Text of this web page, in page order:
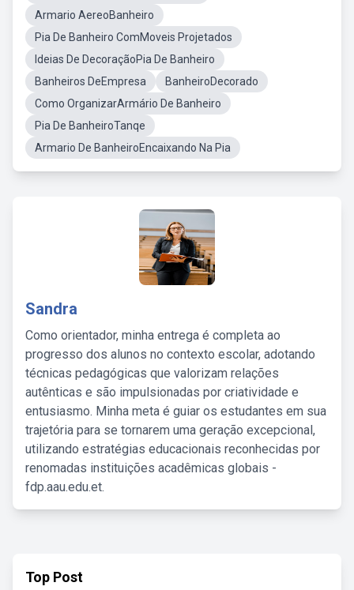
Armario AereoBanheiro
Pia De Banheiro ComMoveis Projetados
Ideias De DecoraçãoPia De Banheiro
Banheiros DeEmpresa
BanheiroDecorado
Como OrganizarArmário De Banheiro
Pia De BanheiroTanqe
Armario De BanheiroEncaixando Na Pia
Sandra
Como orientador, minha entrega é completa ao
progresso dos alunos no contexto escolar, adotando
técnicas pedagógicas que valorizam relações
autênticas e são impulsionadas por criatividade e
entusiasmo. Minha meta é guiar os estudantes em sua
trajetória para se tornarem uma geração excepcional,
utilizando estratégias educacionais reconhecidas por
renomadas instituições acadêmicas globais -
fdp.aau.edu.et.
Top Post